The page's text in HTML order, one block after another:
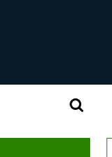
Zoek